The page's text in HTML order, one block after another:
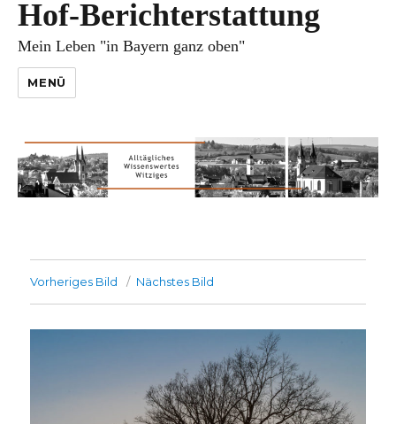
Hof-Berichterstattung
Mein Leben "in Bayern ganz oben"
MENÜ
Vorheriges Bild Nächstes Bild